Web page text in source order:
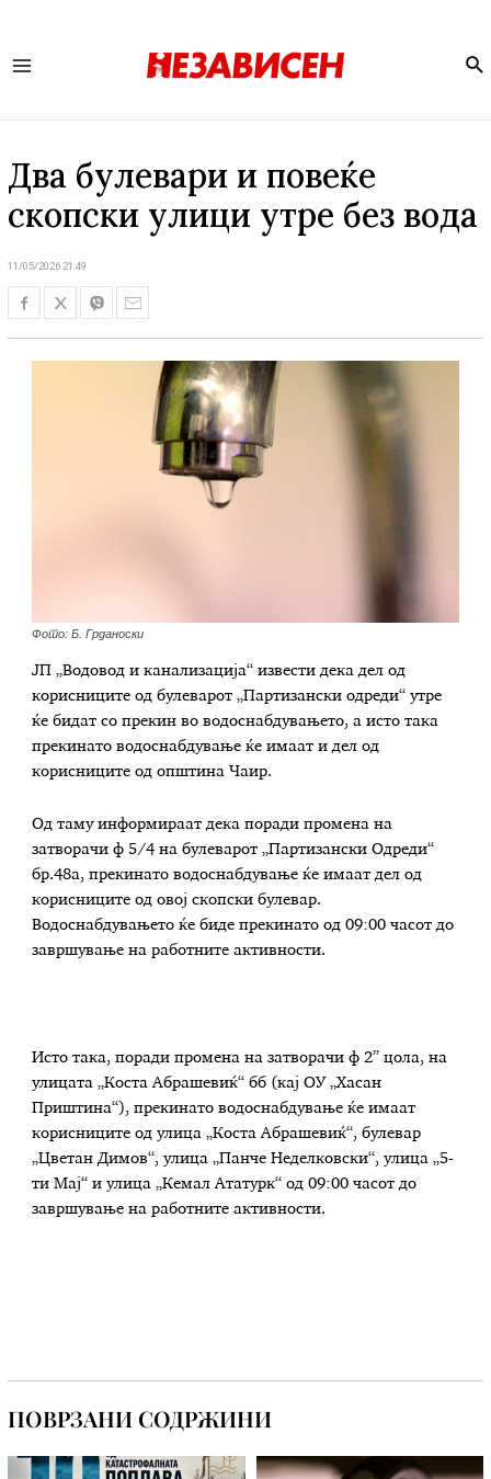
Два булевари и повеќе
скопски улици утре без вода
11/05/2026 21:49
Фото: Б. Грданоски
ЈП „Водовод и канализација“ извести дека дел од
корисниците од булеварот „Партизански одреди“ утре
ќе бидат со прекин во водоснабдувањето, а исто така
прекинато водоснабдување ќе имаат и дел од
корисниците од општина Чаир.
Од таму информираат дека поради промена на
затворачи ф 5/4 на булеварот „Партизански Одреди“
бр.48а, прекинато водоснабдување ќе имаат дел од
корисниците од овој скопски булевар.
Водоснабдувањето ќе биде прекинато од 09:00 часот до
завршување на работните активности.
Исто така, поради промена на затворачи ф 2” цола, на
улицата „Коста Абрашевиќ“ бб (кај ОУ „Хасан
Приштина“), прекинато водоснабдување ќе имаат
корисниците од улица „Коста Абрашевиќ“, булевар
„Цветан Димов“, улица „Панче Неделковски“, улица „5-
ти Мај“ и улица „Кемал Ататурк“ од 09:00 часот до
завршување на работните активности.
ПОВРЗАНИ СОДРЖИНИ